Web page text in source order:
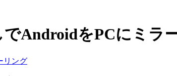
AndroidをPCにミラ
リング